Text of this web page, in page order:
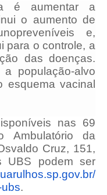
é aumentar a
o aumento de
e,
para o controle, a
das doenças.
população-alvo
esquema vacinal
nas 69
Ambulatório da
Cruz, 151,
UBS podem ser
.